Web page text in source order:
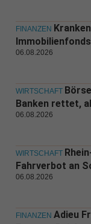
FINANZEN
Immobilienfonds
06.08.2026
WIRTSCHAFT
Banken rettet,
06.08.2026
WIRTSCHAFT
Fahrverbot an
06.08.2026
FINANZEN Adieu